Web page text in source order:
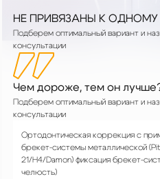
НЕ ПРИВЯЗАНЫ К
Подберем оптимальный вариант и
консультации
Чем дороже, тем он
Подберем оптимальный вариант и
консультации
Ортодонтическая коррекция с
брекет-системы металлической
21/H4/Damon) фиксация брекет-
челюсть)